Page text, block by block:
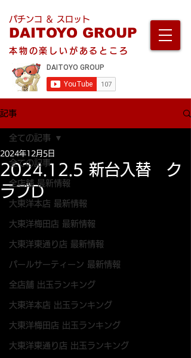
パチンコ ＆ スロット
DAITOYO GROUP
本物の楽しいがあるところ
記事
全ての記事
全店舗 最新情報
大東洋本店 最新情報
大東洋梅田店 最新情報
大東洋東通り店 最新情報
パールサーティーン 最新情報
全店舗 出玉ランキング
大東洋本店 出玉ランキング
大東洋梅田店 出玉ランキング
大東洋東通り店 出玉ランキング
全ての記事
2024.12.5 新台入替 ク
ラブD
2024年12月5日